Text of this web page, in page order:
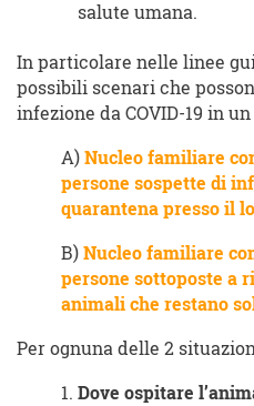
salute umana.
In particolare nelle linee
possibili scenari che
infezione da COVID-19 in
A) Nucleo familiare
persone sospette di
quarantena presso il
B) Nucleo familiare
persone sottoposte a
animali che restano
Per ognuna delle 2
1. Dove ospitare